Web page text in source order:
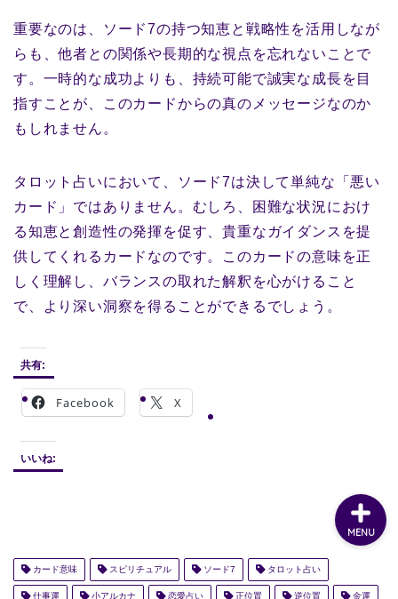
重要なのは、ソード7の持つ知恵と戦略性を活用しなが
らも、他者との関係や長期的な視点を忘れないことで
す。一時的な成功よりも、持続可能で誠実な成長を目
指すことが、このカードからの真のメッセージなのか
もしれません。
タロット占いにおいて、ソード7は決して単純な「悪い
カード」ではありません。むしろ、困難な状況におけ
る知恵と創造性の発揮を促す、貴重なガイダンスを提
供してくれるカードなのです。このカードの意味を正
しく理解し、バランスの取れた解釈を心がけること
で、より深い洞察を得ることができるでしょう。
共有:
Facebook X
いいね:
カード意味 スピリチュアル ソード7 タロット占い
仕事運 小アルカナ 恋愛占い 正位置 逆位置 金運
MENU